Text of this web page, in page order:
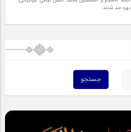
بهره مند شدند.